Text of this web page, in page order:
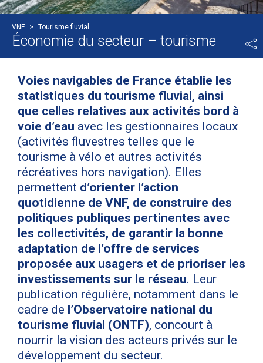
VNF > Tourisme fluvial
Économie du secteur – tourisme
Voies navigables de France établie les
statistiques du tourisme fluvial, ainsi
que celles relatives aux activités bord à
voie d’eau avec les gestionnaires locaux
(activités fluvestres telles que le
tourisme à vélo et autres activités
récréatives hors navigation). Elles
permettent d’orienter l’action
quotidienne de VNF, de construire des
politiques publiques pertinentes avec
les collectivités, de garantir la bonne
adaptation de l’offre de services
proposée aux usagers et de prioriser les
investissements sur le réseau. Leur
publication régulière, notamment dans le
cadre de l’Observatoire national du
tourisme fluvial (ONTF), concourt à
nourrir la vision des acteurs privés sur le
développement du secteur.